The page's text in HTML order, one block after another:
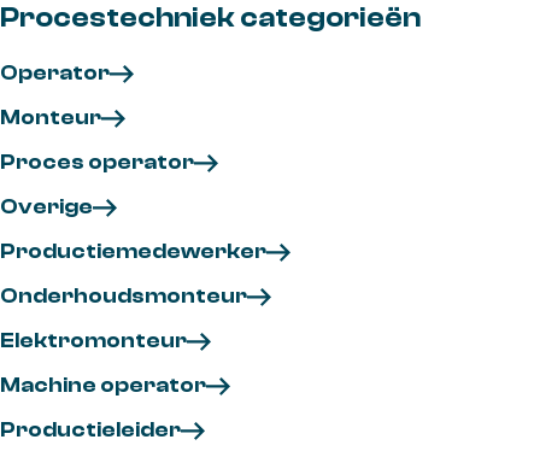
Procestechniek categorieën
Operator
Monteur
Proces operator
Overige
Productiemedewerker
Onderhoudsmonteur
Elektromonteur
Machine operator
Productieleider